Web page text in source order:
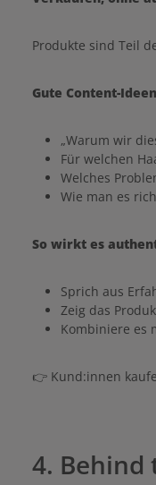
Produkte sind Teil
Gute Content-
„Warum wir
Für welchen
Welches
Wie man es
So wirkt es
Sprich aus
Zeig das
Kombiniere es
👉 Kund:innen
4. Behind